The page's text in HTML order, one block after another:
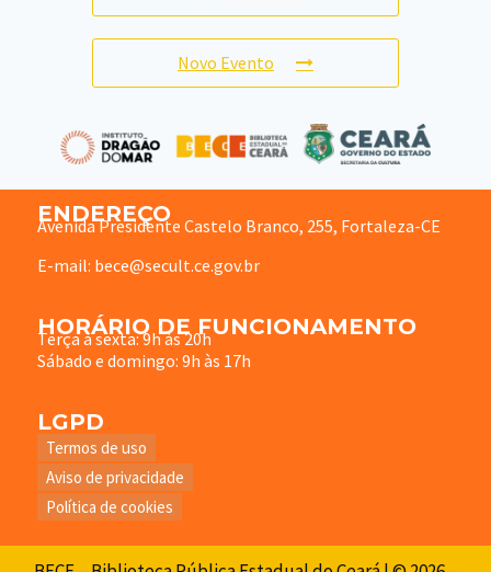
Novo Evento
ENDEREÇO
Avenida Presidente Castelo Branco, 255, Fortaleza-CE
E-mail: bece@secult.ce.gov.br
HORÁRIO DE FUNCIONAMENTO
Terça à sexta: 9h às 20h
Sábado e domingo: 9h às 17h
LGPD
Termos de uso
Aviso de privacidade
Política de cookies